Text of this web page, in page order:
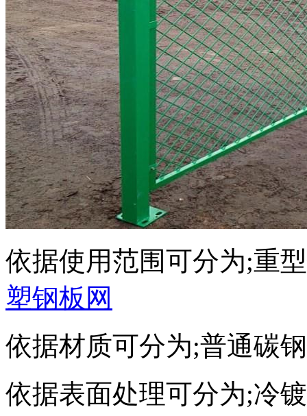
依据使用范围可分为;重
塑钢板网
依据材质可分为;普通碳
依据表面处理可分为;冷